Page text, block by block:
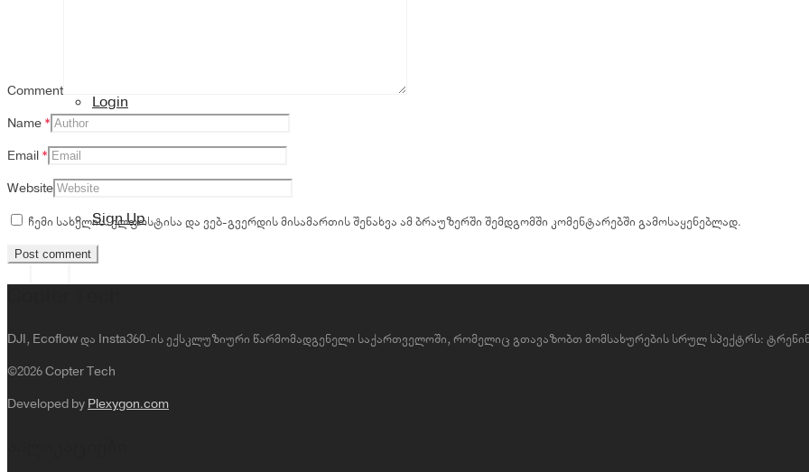
Login
Sign Up
Comment
Name *
Email *
Website
ჩემი სახელის. ელფოსტისა და ვებ-გვერდის მისამართის შენახვა ამ ბრაუზერში შემდგომში კომენტარებში გამოსაყენებლად.
DJI, Ecoflow და Insta360-ის ექსკლუზიური წარმომადგენელი საქართველოში, რომელიც გთავაზობთ მომსახურების სრულ სპექტრს:
©2026 Copter Tech
Developed by Plexygon.com